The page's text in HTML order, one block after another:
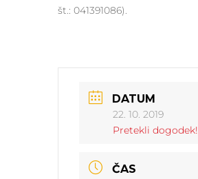
št.: 041391086).
DATUM
22. 10. 2019
Pretekli dogodek!
ČAS